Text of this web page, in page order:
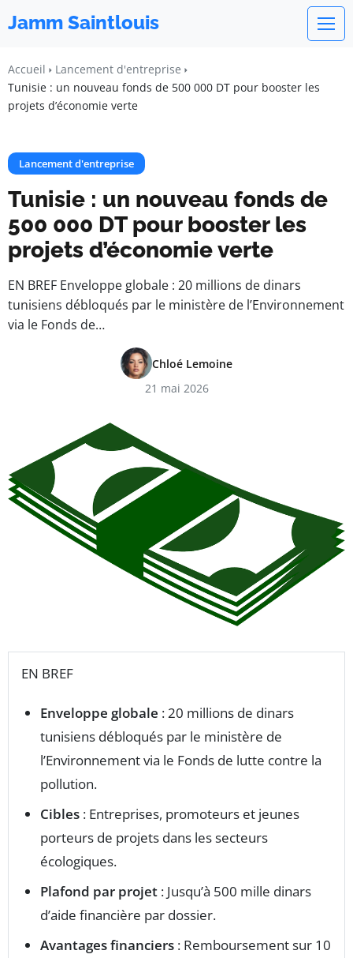
Jamm Saintlouis
Accueil
Lancement d'entreprise
Tunisie : un nouveau fonds de 500 000 DT pour booster les
projets d’économie verte
Lancement d'entreprise
Tunisie : un nouveau fonds de
500 000 DT pour booster les
projets d’économie verte
EN BREF Enveloppe globale : 20 millions de dinars
tunisiens débloqués par le ministère de l’Environnement
via le Fonds de…
Chloé Lemoine
21 mai 2026
EN BREF
Enveloppe globale : 20 millions de dinars
tunisiens débloqués par le ministère de
l’Environnement via le Fonds de lutte contre la
pollution.
Cibles : Entreprises, promoteurs et jeunes
porteurs de projets dans les secteurs
écologiques.
Plafond par projet : Jusqu’à 500 mille dinars
d’aide financière par dossier.
Avantages financiers : Remboursement sur 10